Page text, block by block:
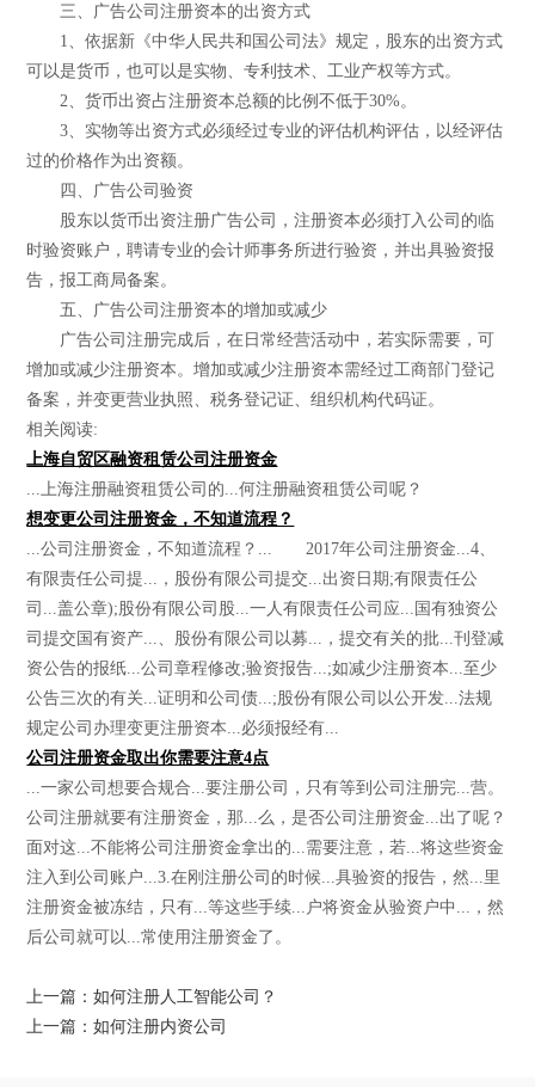
三、广告公司注册资本的出资方式
1、依据新《中华人民共和国公司法》规定，股东的出资方式
可以是货币，也可以是实物、专利技术、工业产权等方式。
2、货币出资占注册资本总额的比例不低于30%。
3、实物等出资方式必须经过专业的评估机构评估，以经评估
过的价格作为出资额。
四、广告公司验资
股东以货币出资注册广告公司，注册资本必须打入公司的临
时验资账户，聘请专业的会计师事务所进行验资，并出具验资报
告，报工商局备案。
五、广告公司注册资本的增加或减少
广告公司注册完成后，在日常经营活动中，若实际需要，可
增加或减少注册资本。增加或减少注册资本需经过工商部门登记
备案，并变更营业执照、税务登记证、组织机构代码证。
相关阅读:
上海自贸区融资租赁公司注册资金
...上海注册融资租赁公司的...何注册融资租赁公司呢？
想变更公司注册资金，不知道流程？
...公司注册资金，不知道流程？... 2017年公司注册资金...4、
有限责任公司提...，股份有限公司提交...出资日期;有限责任公
司...盖公章);股份有限公司股...一人有限责任公司应...国有独资公
司提交国有资产...、股份有限公司以募...，提交有关的批...刊登减
资公告的报纸...公司章程修改;验资报告...;如减少注册资本...至少
公告三次的有关...证明和公司债...;股份有限公司以公开发...法规
规定公司办理变更注册资本...必须报经有...
公司注册资金取出你需要注意4点
...一家公司想要合规合...要注册公司，只有等到公司注册完...营。
公司注册就要有注册资金，那...么，是否公司注册资金...出了呢？
面对这...不能将公司注册资金拿出的...需要注意，若...将这些资金
注入到公司账户...3.在刚注册公司的时候...具验资的报告，然...里
注册资金被冻结，只有...等这些手续...户将资金从验资户中...，然
后公司就可以...常使用注册资金了。
上一篇：如何注册人工智能公司？
上一篇：如何注册内资公司